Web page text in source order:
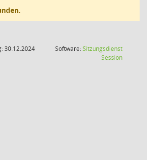
30.12.2024
Software:Sitzungsdienst
Session(Wird in